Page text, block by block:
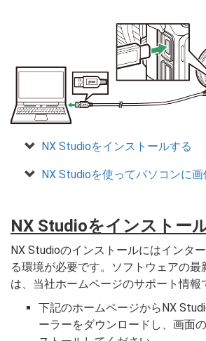
NX Studioをインストールする
NX Studioを使ってパソコンに
NX Studioをインストー
NX Studioのインストールにはインタ
る環境が必要です。ソフトウェアの最
は、当社ホームページのサポート情報
下記のホームページからNX
ーラーをダウンロードし、画面